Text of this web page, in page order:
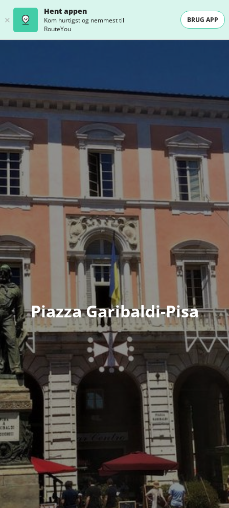
Hent appen
Kom hurtigst og nemmest til
RouteYou
BRUG APP
Piazza Garibaldi-Pisa